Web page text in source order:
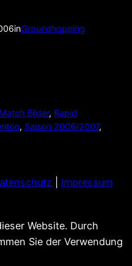
inGroundhopping
Match Bilder, Rapid
, Saison 2006/2007
Impressum
Website. Durch
Sie der Verwendung